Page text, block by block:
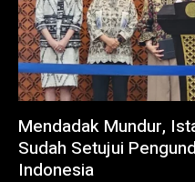
Mendadak Mundur,
Sudah Setujui
Indonesia